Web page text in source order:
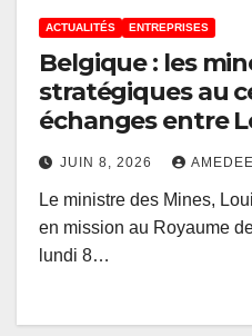
ACTUALITÉS ENTREPRISES
Belgique : les
stratégiques au
échanges entre
vice-premier
étrangères
JUIN 8, 2026 AMEDEE
Le ministre des Mines,
en mission au Royaume
lundi 8…